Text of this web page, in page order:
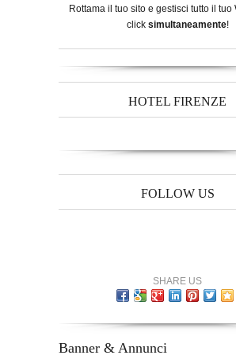
Rottama il tuo sito e gestisci tutto il tuo
click simultaneamente!
HOTEL FIRENZE
FOLLOW US
SHARE US
Banner & Annunci